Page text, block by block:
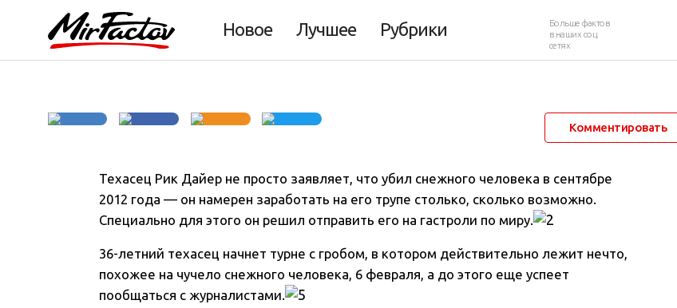
Новое Лучшее Рубрики
Больше фактов
в наших соц.
сетях
Комментировать
Техасец Рик Дайер не просто заявляет, что убил снежного человека в сентябре
2012 года — он намерен заработать на его трупе столько, сколько возможно
Специально для этого он решил отправить его на гастроли по миру.
36-летний техасец начнет турне с гробом, в котором действительно лежит нечто,
похожее на чучело снежного человека, 6 февраля, а до этого еще успеет
пообщаться с журналистами.